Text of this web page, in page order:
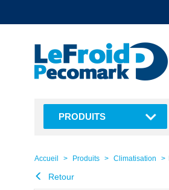
PRODUITS
Accueil Produits Climatisation
Retour